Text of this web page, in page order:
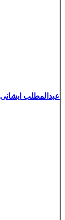
عبدالمطلب ایشانی